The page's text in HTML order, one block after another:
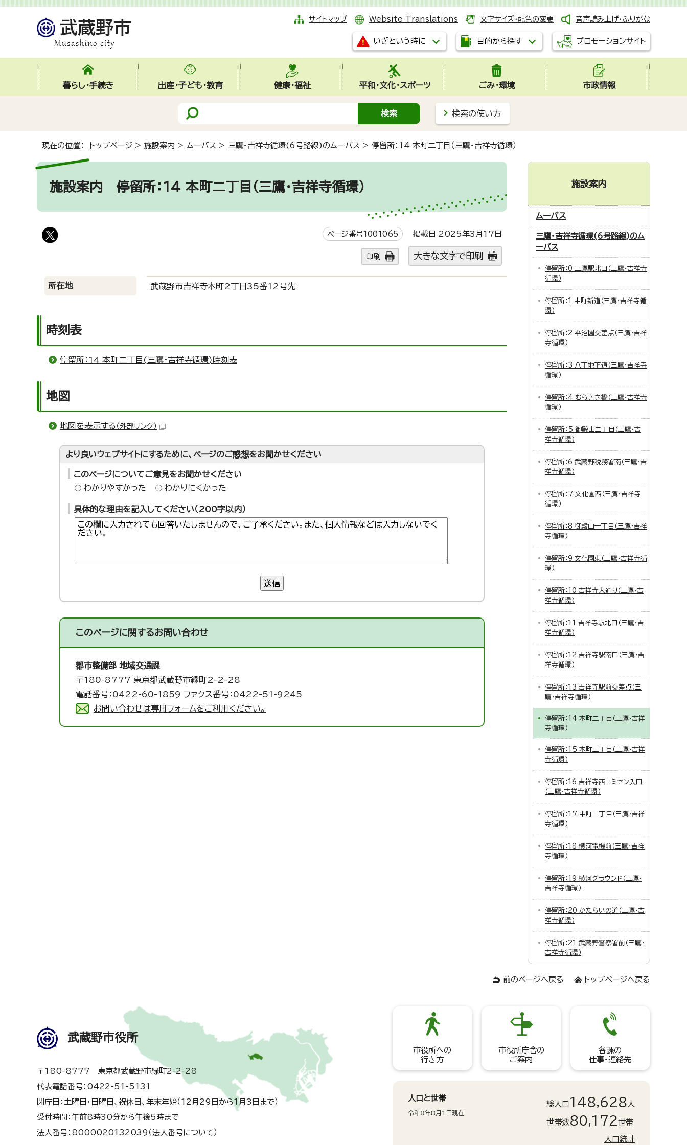
サイトマップ Website Translations 文字サイズ・配色の変更 音声読み上げ・ふりがな
いざという時に 目的から探す プロモーションサイト
暮らし・手続き 出産・子ども・教育 健康・福祉 平和・文化・スポーツ ごみ・環境 市政情報
検索の使い方
現在の位置： トップページ > 施設案内 > ムーバス > 三鷹・吉祥寺循環(6号路線)のムーバス > 停留所：14 本町二丁目（三鷹・吉祥寺循環）
施設案内 停留所：14 本町二丁目（三鷹・吉祥寺循環）
ページ番号1001065 掲載日 2025年3月17日
印刷 大きな文字で印刷
所在地 武蔵野市吉祥寺本町2丁目35番12号先
時刻表
停留所：14 本町二丁目(三鷹・吉祥寺循環)時刻表
地図
地図を表示する （外部リンク）
より良いウェブサイトにするために、ページのご感想をお聞かせください
このページについてご意見をお聞かせください
わかりやすかった
わかりにくかった
具体的な理由を記入してください（200字以内）
送信
このページに関するお問い合わせ
都市整備部 地域交通課
〒180-8777 東京都武蔵野市緑町2-2-28
電話番号：0422-60-1859 ファクス番号：0422-51-9245
お問い合わせは専用フォームをご利用ください。
施設案内
ムーバス
三鷹・吉祥寺循環(6号路線)のム
ーバス
停留所：0 三鷹駅北口（三鷹・吉祥寺
循環）
停留所：1 中町新道（三鷹・吉祥寺循
環）
停留所：2 平沼園交差点（三鷹・吉祥
寺循環）
停留所：3 八丁地下道（三鷹・吉祥寺
循環）
停留所：4 むらさき橋（三鷹・吉祥寺
循環）
停留所：5 御殿山二丁目（三鷹・吉
祥寺循環）
停留所：6 武蔵野税務署南（三鷹・吉
祥寺循環）
停留所：7 文化園西（三鷹・吉祥寺
循環）
停留所：8 御殿山一丁目（三鷹・吉祥
寺循環）
停留所：9 文化園東（三鷹・吉祥寺循
環）
停留所：10 吉祥寺大通り（三鷹・吉
祥寺循環）
停留所：11 吉祥寺駅北口（三鷹・吉
祥寺循環）
停留所：12 吉祥寺駅南口（三鷹・吉
祥寺循環）
停留所：13 吉祥寺駅前交差点（三
鷹・吉祥寺循環）
停留所：14 本町二丁目（三鷹・吉祥
寺循環）
停留所：15 本町三丁目（三鷹・吉祥
寺循環）
停留所：16 吉祥寺西コミセン入口
（三鷹・吉祥寺循環）
停留所：17 中町二丁目（三鷹・吉祥
寺循環）
停留所：18 横河電機前（三鷹・吉祥
寺循環）
停留所：19 横河グラウンド（三鷹・
吉祥寺循環）
停留所：20 かたらいの道（三鷹・吉
祥寺循環）
停留所：21 武蔵野警察署前（三鷹・
吉祥寺循環）
前のページへ戻る トップページへ戻る
武蔵野市役所
〒180-8777 東京都武蔵野市緑町2-2-28
代表電話番号：0422-51-5131
閉庁日：土曜日・日曜日、祝休日、年末年始（12月29日から1月3日まで）
受付時間：午前8時30分から午後5時まで
法人番号：8000020132039（ 法人番号について ）
市役所への
行き方
市役所庁舎の
ご案内
各課の
仕事・連絡先
人口と世帯
令和8年8月1日現在
総人口 148,628 人
世帯数80,172世帯
人口統計